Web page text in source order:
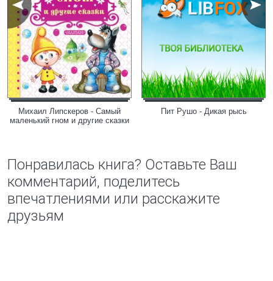
Михаил Липскеров - Самый
маленький гном и другие сказки
Пит Рушо - Дикая рысь
Понравилась книга? Оставьте Ваш
комментарий, поделитесь
впечатлениями или расскажите
друзьям